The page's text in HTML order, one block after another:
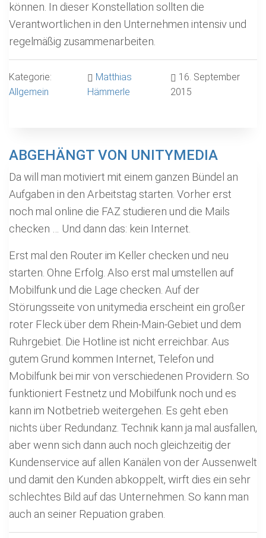
können. In dieser Konstellation sollten die
Verantwortlichen in den Unternehmen intensiv und
regelmäßig zusammenarbeiten.
Kategorie:
Allgemein
Matthias
Hämmerle
16. September
2015
ABGEHÄNGT VON UNITYMEDIA
Da will man motiviert mit einem ganzen Bündel an
Aufgaben in den Arbeitstag starten. Vorher erst
noch mal online die FAZ studieren und die Mails
checken … Und dann das: kein Internet.
Erst mal den Router im Keller checken und neu
starten. Ohne Erfolg. Also erst mal umstellen auf
Mobilfunk und die Lage checken. Auf der
Störungsseite von unitymedia erscheint ein großer
roter Fleck über dem Rhein-Main-Gebiet und dem
Ruhrgebiet. Die Hotline ist nicht erreichbar. Aus
gutem Grund kommen Internet, Telefon und
Mobilfunk bei mir von verschiedenen Providern. So
funktioniert Festnetz und Mobilfunk noch und es
kann im Notbetrieb weitergehen. Es geht eben
nichts über Redundanz. Technik kann ja mal ausfallen,
aber wenn sich dann auch noch gleichzeitig der
Kundenservice auf allen Kanälen von der Aussenwelt
und damit den Kunden abkoppelt, wirft dies ein sehr
schlechtes Bild auf das Unternehmen. So kann man
auch an seiner Repuation graben.